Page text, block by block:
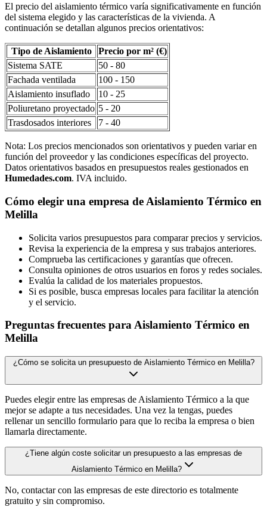
El precio del aislamiento térmico varía significativamente en función
del sistema elegido y las características de la vivienda. A
continuación se detallan algunos precios orientativos:
Tipo de Aislamiento
Precio por m² (€)
Sistema SATE
50 - 80
Fachada ventilada
100 - 150
Aislamiento insuflado
10 - 25
Poliuretano proyectado 5 - 20
Trasdosados interiores
7 - 40
Nota: Los precios mencionados son orientativos y pueden variar en
función del proveedor y las condiciones específicas del proyecto.
Datos orientativos basados en presupuestos reales gestionados en
Humedades.com. IVA incluido.
Cómo elegir una empresa de Aislamiento Térmico en
Melilla
Solicita varios presupuestos para comparar precios y servicios.
Revisa la experiencia de la empresa y sus trabajos anteriores.
Comprueba las certificaciones y garantías que ofrecen.
Consulta opiniones de otros usuarios en foros y redes sociales.
Evalúa la calidad de los materiales propuestos.
Si es posible, busca empresas locales para facilitar la atención
y el servicio.
Preguntas frecuentes para Aislamiento Térmico en
Melilla
¿Cómo se solicita un presupuesto de Aislamiento Térmico en Melilla?
Puedes elegir entre las empresas de Aislamiento Térmico a la que
mejor se adapte a tus necesidades. Una vez la tengas, puedes
rellenar un sencillo formulario para que lo reciba la empresa o bien
llamarla directamente.
¿Tiene algún coste solicitar un presupuesto a las empresas de
Aislamiento Térmico en Melilla?
No, contactar con las empresas de este directorio es totalmente
gratuito y sin compromiso.